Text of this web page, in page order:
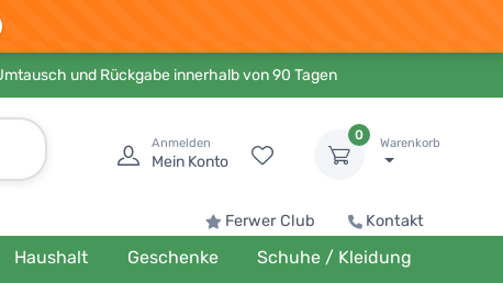
und Rückgabe innerhalb von 90 Tagen
Anmelden
Mein Konto
0
Warenkorb
Ferwer Club Kontakt
Haushalt Geschenke Schuhe / Kleidung